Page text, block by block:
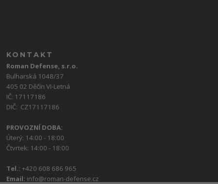
KONTAKT
Roman Defense, s.r.o.
Bulharská 1048/37
405 02 Děčín VI-Letná
IČ: 17117186
DIČ: CZ17117186
PROVOZNÍ DOBA:
Úterý: 14:00 - 18:00
Čtvrtek: 14:00 - 18:00
Tel.:+420 608 686 965
Email: info@roman-defense.cz